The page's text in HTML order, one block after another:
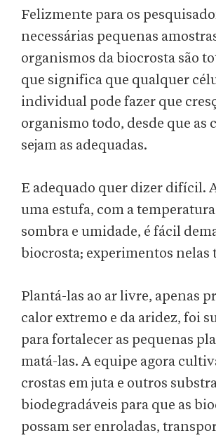
Felizmente para os
necessárias pequenas
organismos da biocrosta são
que significa que qualquer
individual pode fazer que
organismo todo, desde que as
sejam as adequadas.
E adequado quer dizer difícil.
uma estufa, com a
sombra e umidade, é fácil
biocrosta; experimentos nelas
Plantá-las ao ar livre, apenas
calor extremo e da aridez, foi
para fortalecer as pequenas
matá-las. A equipe agora
crostas em juta e outros
biodegradáveis para que as
possam ser enroladas,